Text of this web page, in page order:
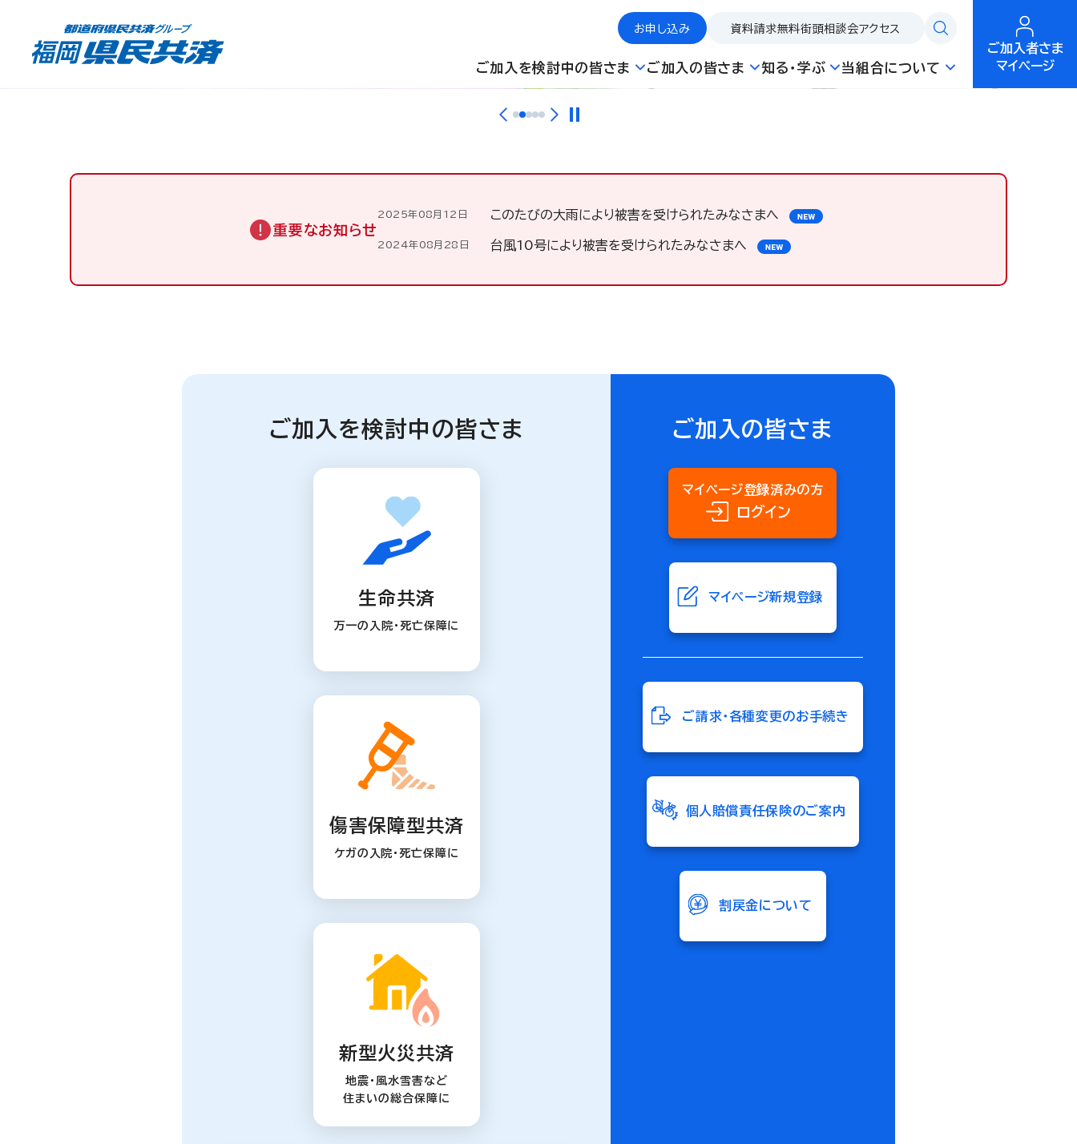
お申し込み 資料請求無料街頭相談会アクセス
ご加入を検討中の皆さま ご加入の皆さま 知る・学ぶ 当組合について
ご加入者さま
マイページ
重要なお知らせ
2025年08月12日 このたびの大雨により被害を受けられたみなさまへ
2024年08月28日 台風10号により被害を受けられたみなさまへ
ご加入を検討中の皆さま
生命共済
万一の入院・死亡保障に
傷害保障型共済
ケガの入院・死亡保障に
新型火災共済
地震・風水雪害など
住まいの総合保障に
ご加入の皆さま
マイページ登録済みの方
ログイン
マイページ新規登録
ご請求・各種変更のお手続き
個人賠償責任保険のご案内
割戻金について